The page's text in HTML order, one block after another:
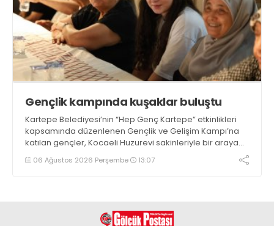
Gençlik kampında kuşaklar buluştu
Kartepe Belediyesi’nin “Hep Genç Kartepe” etkinlikleri
kapsamında düzenlenen Gençlik ve Gelişim Kampı’na
katılan gençler, Kocaeli Huzurevi sakinleriyle bir araya
geldi06 Ağustos 2026 Perşembe 13:07